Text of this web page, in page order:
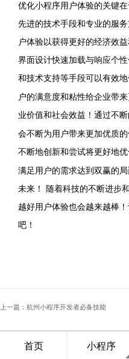
优化小程序用户体验的关键
先进的技术手段和专业的服
户体验以获得更好的经济效
界面设计快速加载与响应个
和技术支持等手段可以有效
户的满意度和粘性给企业带
业价值和社会效益！通过不
会不断为用户带来更加优质
不断地创新和尝试将更好地
满足用户的需求达到双赢的
未来！ 随着科技的不断进步
越好用户体验也会越来越棒
吧！
上一篇：杭州小程序开发者必备技能
下一篇：杭州小程序行业应用解
首页 小程序